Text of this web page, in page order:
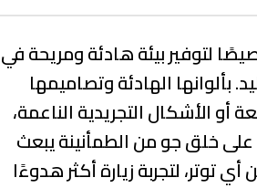
لتوفير بيئة هادئة ومريحة في
بألوانها الهادئة وتصاميمها
أو الأشكال التجريدية الناعمة،
خلق جو من الطمأنينة يبعث
توتر، لتجربة زيارة أكثر هدوءًا